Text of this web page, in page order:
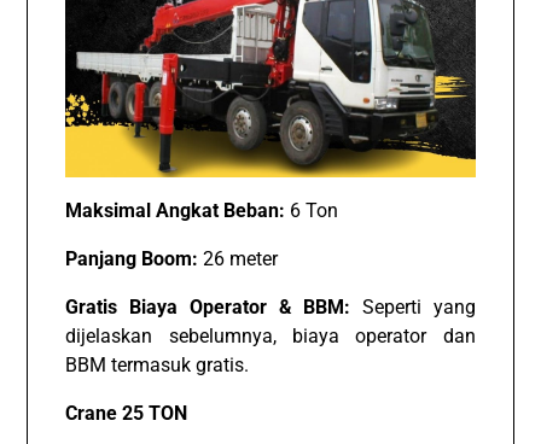
Maksimal Angkat Beban: 6 Ton
Panjang Boom: 26 meter
Gratis Biaya Operator & BBM: Seperti yang
dijelaskan sebelumnya, biaya operator dan
BBM termasuk gratis.
Crane 25 TON